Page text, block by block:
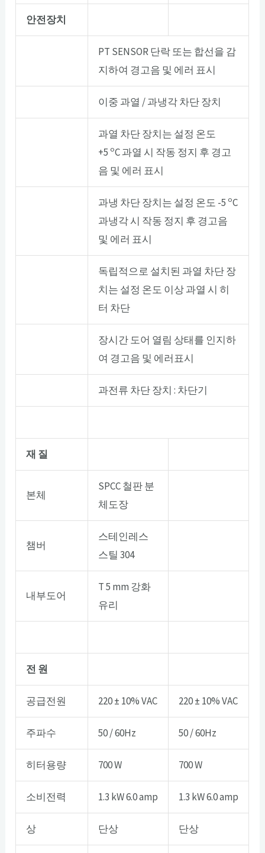
안전장치
PT SENSOR 단락 또는 합선을 감
지하여 경고음 및 에러 표시
이중 과열 / 과냉각 차단 장치
과열 차단 장치는 설정 온도
+5 oC 과열 시 작동 정지 후 경고
음 및 에러 표시
과냉 차단 장치는 설정 온도 -5 oC
과냉각 시 작동 정지 후 경고음
및 에러 표시
독립적으로 설치된 과열 차단 장
치는 설정 온도 이상 과열 시 히
터 차단
장시간 도어 열림 상태를 인지하
여 경고음 및 에러표시
과전류 차단 장치 : 차단기
재 질
본체
SPCC 철판 분
체도장
챔버
스테인레스
스틸 304
내부도어
T 5 mm 강화
유리
전 원
공급전원 220 ± 10% VAC 220 ± 10% VAC
주파수 50 / 60Hz 50 / 60Hz
히터용량 700 W 700 W
소비전력 1.3 kW 6.0 amp 1.3 kW 6.0 amp
상 단상 단상